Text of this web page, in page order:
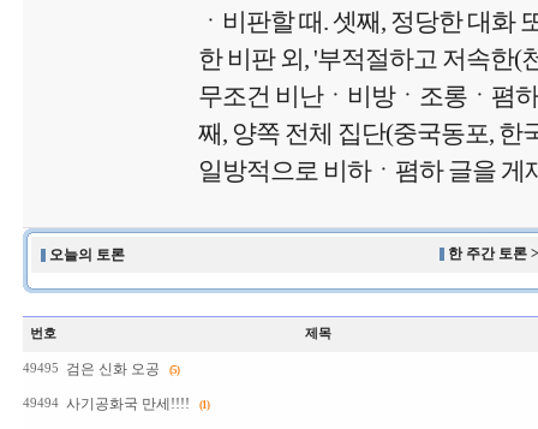
ㆍ비판할 때. 셋째, 정당한 대화
한 비판 외, '부적절하고 저속한(
무조건 비난ㆍ비방ㆍ조롱ㆍ폄
째, 양쪽 전체 집단(중국동포, 한
일방적으로 비하ㆍ폄하 글을 게
오늘의 토론 한 주간 토론
번호 제목
49495 검은 신화 오공 (5)
49494 사기공화국 만세!!!! (1)